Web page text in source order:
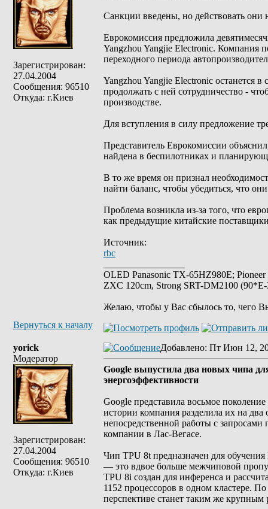
Зарегистрирован:
27.04.2004
Сообщения: 96510
Откуда: г.Киев
Санкции введены, но действовать они
Еврокомиссия предложила
Yangzhou Yangjie Electronic. Компания
переходного периода
Yangzhou Yangjie Electronic останется
продолжать с ней сотрудничество -
производстве.
Для вступления в силу предложение
Представитель Еврокомиссии
найдена в беспилотниках и
В то же время он признал
найти баланс, чтобы убедиться, что
Проблема возникла из-за того, что
как предыдущие китайские
Источник:
rbc
OLED Panasonic TX-65HZ980E;
ZXC 120cm, Strong SRT-DM2100
Желаю, чтобы у Вас сбылось то, чего
Вернуться к началу
yorick
Модератор
Зарегистрирован:
27.04.2004
Сообщения: 96510
Откуда: г.Киев
Добавлено: Пт Июн 12,
Google выпустила два новых чипа
энергоэффективности
Google представила восьмое
истории компания разделила их на
непосредственной работы с
компании в Лас-Вегасе.
Чип TPU 8t предназначен для
— это вдвое больше межчиповой
TPU 8i создан для инференса и
1152 процессоров в одном кластере.
перспективе станет таким же